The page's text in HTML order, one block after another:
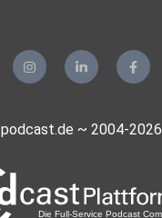
podcast.de ~ 2004-2026